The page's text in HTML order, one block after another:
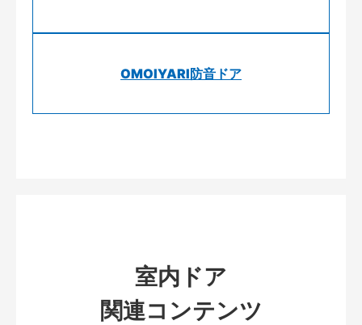
OMOIYARI防音ドア
室内ドア
関連コンテンツ